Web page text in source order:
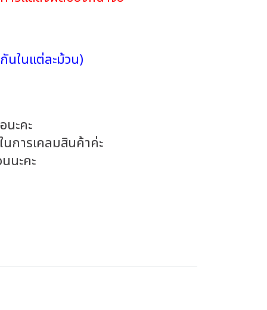
นในแต่ละม้วน)
ะคะ
การเคลมสินค้าค่ะ
นะคะ